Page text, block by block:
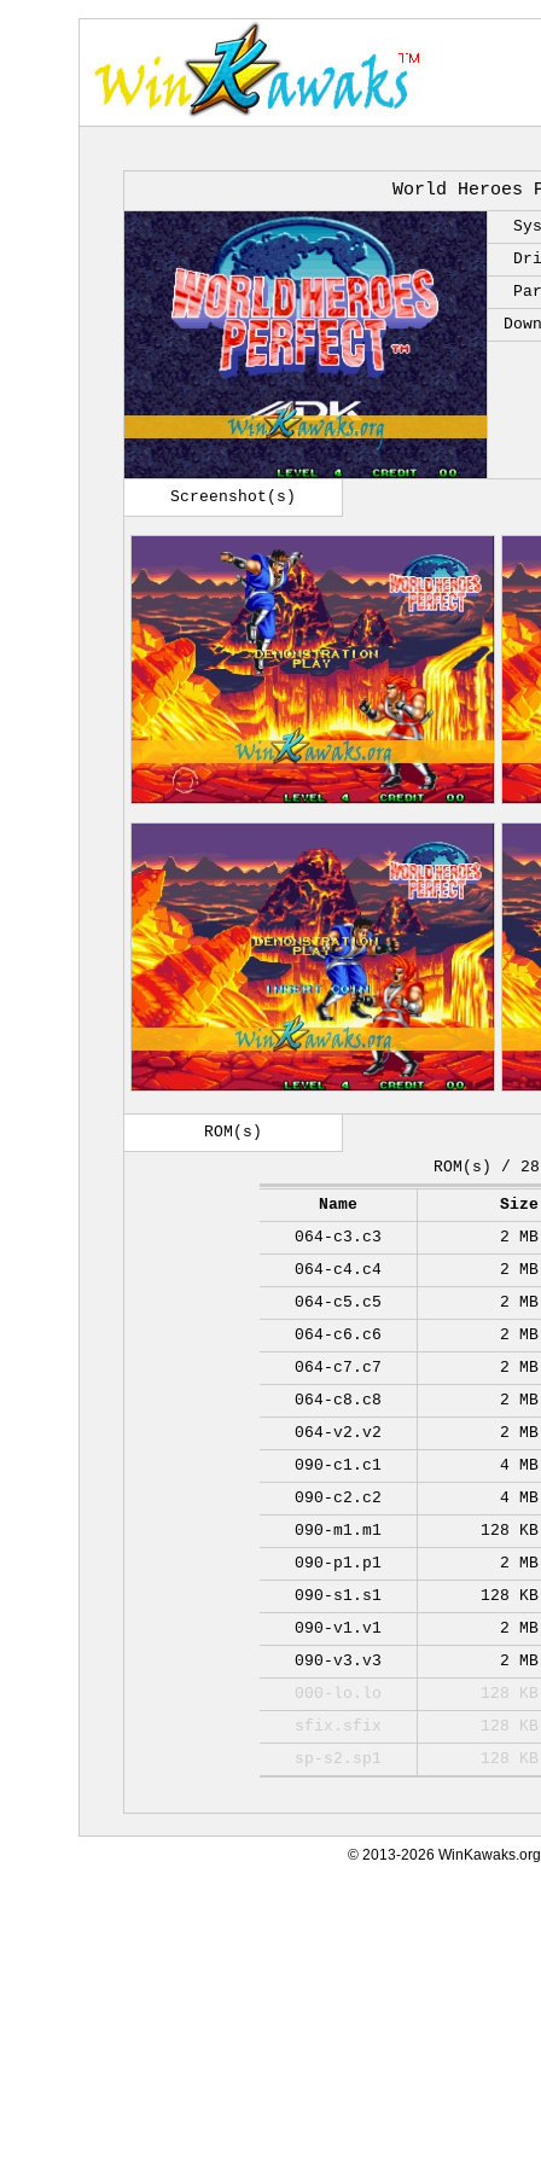
World Heroes
Screenshot(s)
ROM(s)
ROM(s) / 28
Name
Size
064-c3.c3
2 MB
064-c4.c4
2 MB
064-c5.c5
2 MB
064-c6.c6
2 MB
064-c7.c7
2 MB
064-c8.c8
2 MB
064-v2.v2
2 MB
090-c1.c1
4 MB
090-c2.c2
4 MB
090-m1.m1
128 KB
090-p1.p1
2 MB
090-s1.s1
128 KB
090-v1.v1
2 MB
090-v3.v3
2 MB
000-lo.lo
128 KB
sfix.sfix
128 KB
sp-s2.sp1
128 KB
© 2013-2026